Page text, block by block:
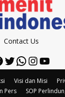
Contact Us
Twitter
WhatsApp
Visi dan Misi
Pers
SOP